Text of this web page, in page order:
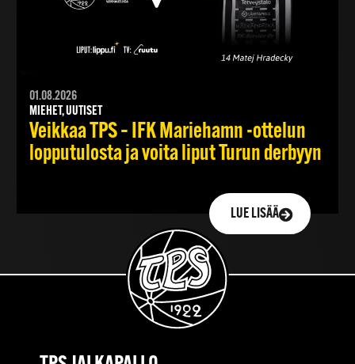
01.08.2026
MIEHET, UUTISET
Veikkaa TPS – IFK Mariehamn -ottelun
lopputulosta ja voita liput Turun derbyyn
LUE LISÄÄ